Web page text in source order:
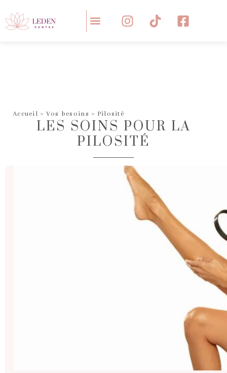
Accueil > Vos besoins > Pilosité
LES SOINS POUR LA
PILOSITÉ